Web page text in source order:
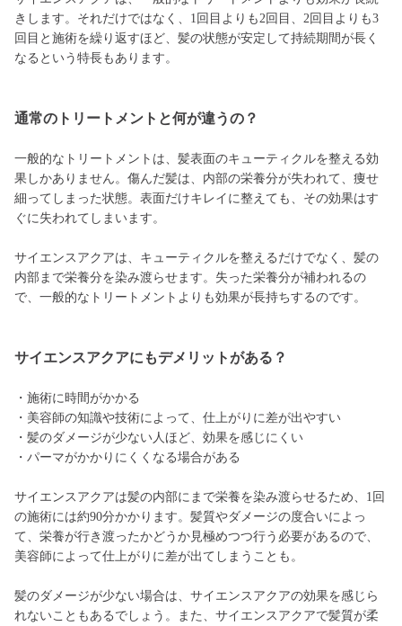
きします。それだけではなく、1回目よりも2回目、2回目よりも3
回目と施術を繰り返すほど、髪の状態が安定して持続期間が長く
なるという特長もあります。
通常のトリートメントと何が違うの？
一般的なトリートメントは、髪表面のキューティクルを整える効
果しかありません。傷んだ髪は、内部の栄養分が失われて、痩せ
細ってしまった状態。表面だけキレイに整えても、その効果はす
ぐに失われてしまいます。
サイエンスアクアは、キューティクルを整えるだけでなく、髪の
内部まで栄養分を染み渡らせます。失った栄養分が補われるの
で、一般的なトリートメントよりも効果が長持ちするのです。
サイエンスアクアにもデメリットがある？
・施術に時間がかかる
・美容師の知識や技術によって、仕上がりに差が出やすい
・髪のダメージが少ない人ほど、効果を感じにくい
・パーマがかかりにくくなる場合がある
サイエンスアクアは髪の内部にまで栄養を染み渡らせるため、1回
の施術には約90分かかります。髪質やダメージの度合いによっ
て、栄養が行き渡ったかどうか見極めつつ行う必要があるので、
美容師によって仕上がりに差が出てしまうことも。
髪のダメージが少ない場合は、サイエンスアクアの効果を感じら
れないこともあるでしょう。また、サイエンスアクアで髪質が柔